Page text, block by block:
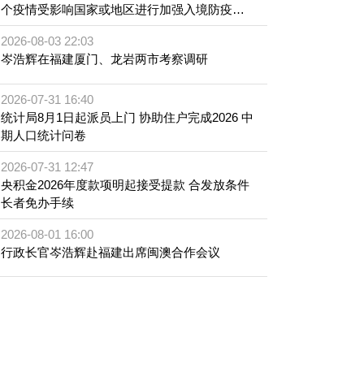
个疫情受影响国家或地区进行加强入境防疫措
施
2026-08-03 22:03
岑浩辉在福建厦门、龙岩两市考察调研
2026-07-31 16:40
统计局8月1日起派员上门 协助住户完成2026 中
期人口统计问卷
2026-07-31 12:47
央积金2026年度款项明起接受提款 合发放条件
长者免办手续
2026-08-01 16:00
行政长官岑浩辉赴福建出席闽澳合作会议